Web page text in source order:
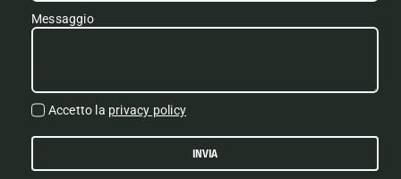
Messaggio
Accetto la privacy policy
INVIA